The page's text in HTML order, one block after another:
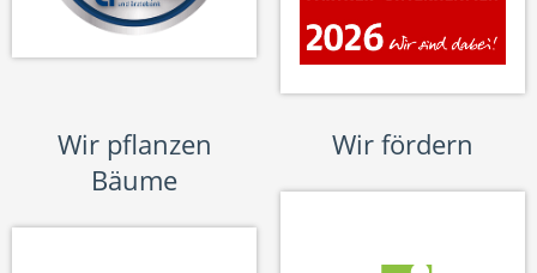
Wir pflanzen
Bäume
Wir fördern